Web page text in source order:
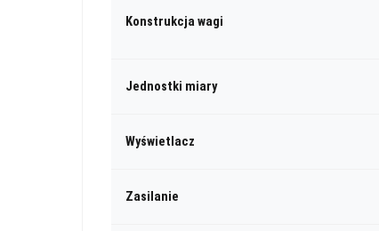
Konstrukcja wagi
Jednostki miary
Wyświetlacz
Zasilanie